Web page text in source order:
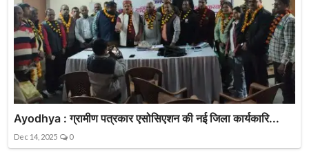
Ayodhya : ग्रामीण पत्रकार एसोसिएशन की नई जिला कार्यकारि...
Dec 14, 2025 0